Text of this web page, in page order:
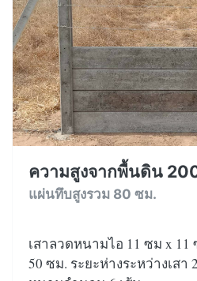
ความสูงจากพื้นดิน
แผ่นทึบสูงรวม 80 ซม.
เสาลวดหนามไอ 11 ซม x 11
50 ซม. ระยะห่างระหว่างเสา